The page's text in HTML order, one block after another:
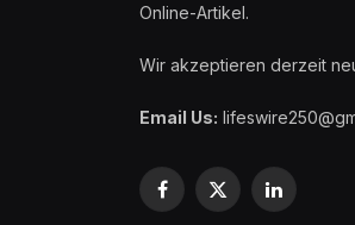
Online-Artikel.
Wir akzeptieren derzeit
Email Us:
Facebook
X
LinkedIn